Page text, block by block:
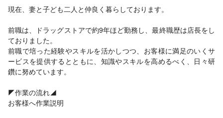
現在、妻と子ども二人と仲良く暮らしております。
前職は、ドラッグストアで約9年ほど勤務し、最終職歴は店長をし
ておりました。
前職で培った経験やスキルを活かしつつ、お客様に満足のいくサ
ービスを提供するとともに、知識やスキルを高めるべく、日々研
鑽に努めています。
◤作業の流れ◢
お客様へ作業説明